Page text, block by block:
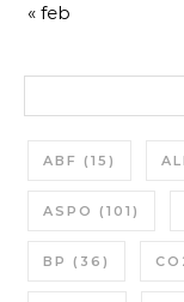
« feb
ABF (15)
ASPO (101)
BP (36)